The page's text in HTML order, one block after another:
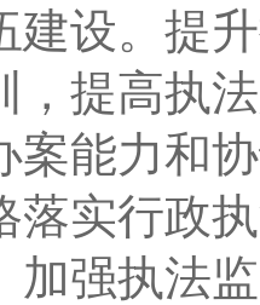
建设。提
，提高执
案能力和
落实行政
加强执法